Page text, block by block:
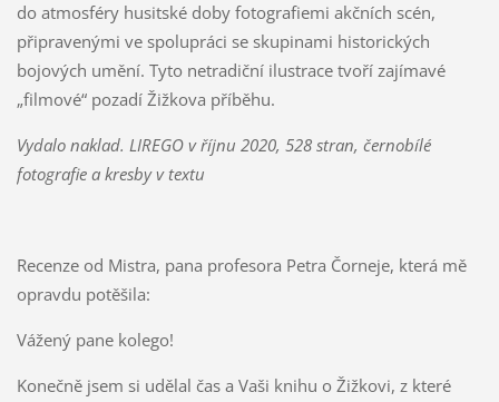
do atmosféry husitské doby fotografiemi akčních scén,
připravenými ve spolupráci se skupinami historických
bojových umění. Tyto netradiční ilustrace tvoří zajímavé
„filmové“ pozadí Žižkova příběhu.
Vydalo naklad. LIREGO v říjnu 2020, 528 stran, černobílé
fotografie a kresby v textu
Recenze od Mistra, pana profesora Petra Čorneje, která mě
opravdu potěšila:
Vážený pane kolego!
Konečně jsem si udělal čas a Vaši knihu o Žižkovi, z které